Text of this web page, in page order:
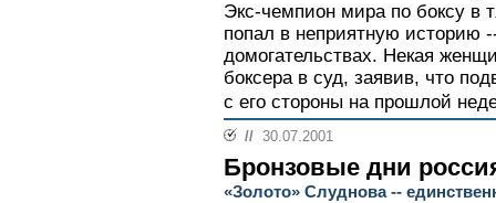
Экс-чемпион мира по боксу в
попал в неприятную историю
домогательствах. Некая
боксера в суд, заявив, что
с его стороны на прошлой
// 30.07.2001
Бронзовые дни
«Золото» Слуднова --